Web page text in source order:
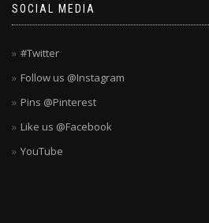
SOCIAL MEDIA
#Twitter
Follow us @Instagram
Pins @Pinterest
Like us @Facebook
YouTube